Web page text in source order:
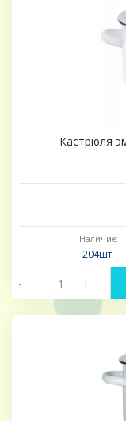
Кастрюля
Наличие:
204шт.
- +